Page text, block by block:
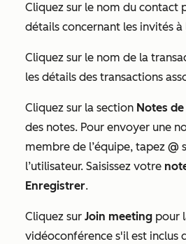
Cliquez sur le nom du contact
détails concernant les invités à
Cliquez sur le nom de la
les détails des transactions
Cliquez sur la section Notes
des notes. Pour envoyer une
membre de l’équipe, tapez @
l’utilisateur. Saisissez votre
Enregistrer.
Cliquez sur Join meeting pour
vidéoconférence s'il est inclus